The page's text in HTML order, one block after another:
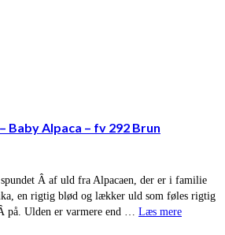
Baby Alpaca – fv 292 Brun
Â af uld fra Alpacaen, der er i familie
en rigtig blød og lækker uld som føles rigtig
på. Ulden er varmere end … Læs mere